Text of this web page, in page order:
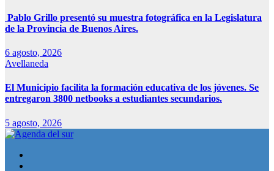
Pablo Grillo presentó su muestra fotográfica en la Legislatura
de la Provincia de Buenos Aires.
6 agosto, 2026
Avellaneda
El Municipio facilita la formación educativa de los jóvenes. Se
entregaron 3800 netbooks a estudiantes secundarios.
5 agosto, 2026